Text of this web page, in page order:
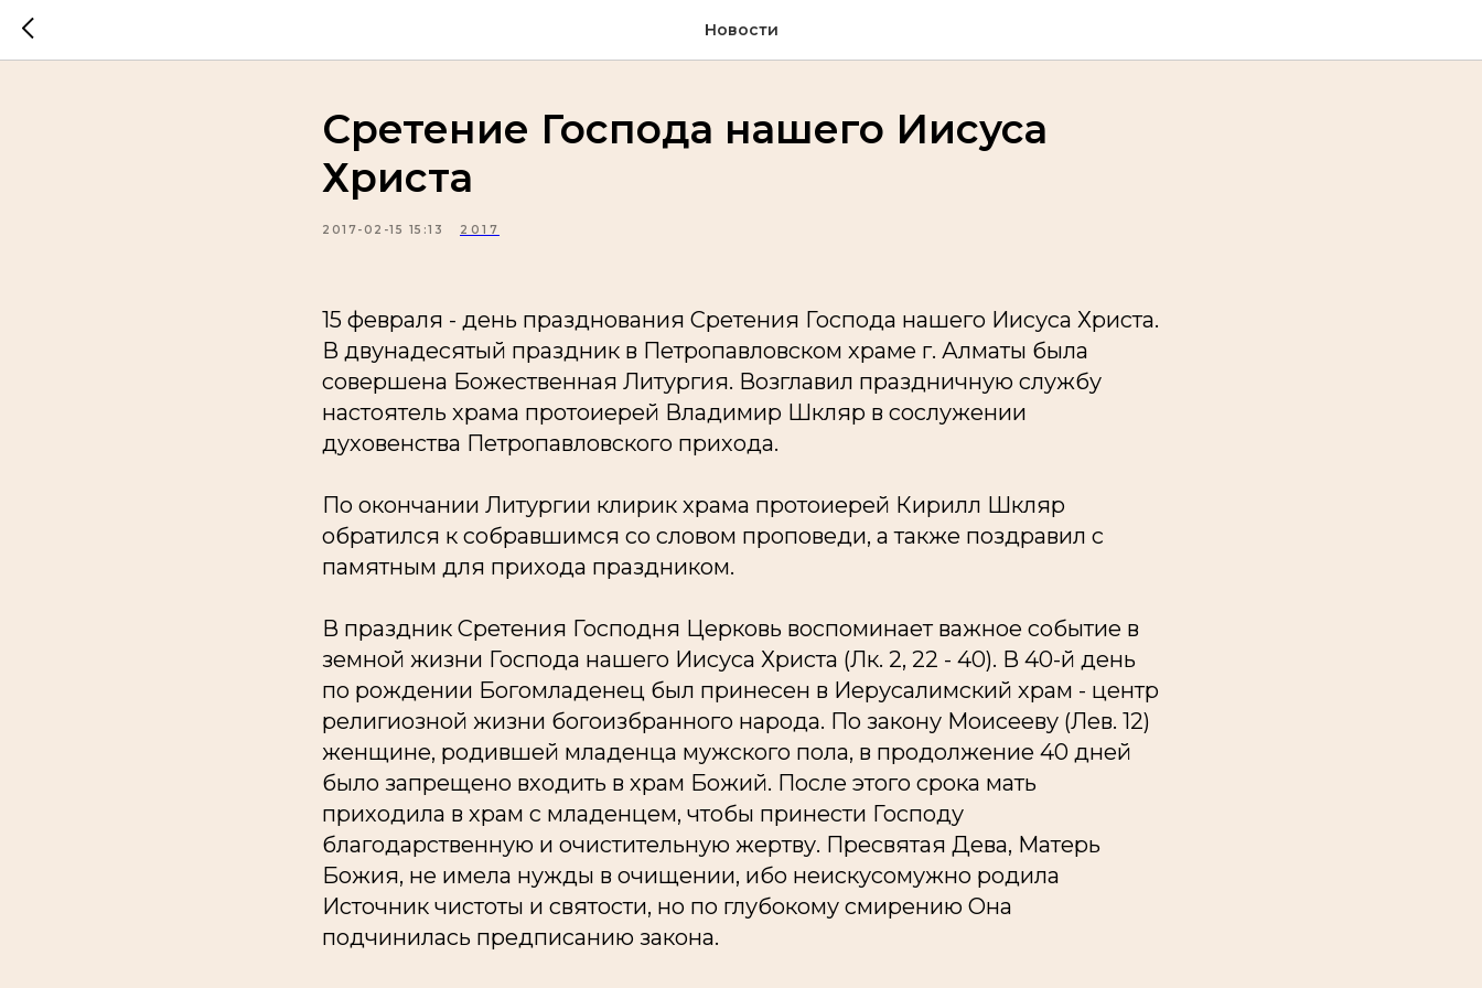
Новости
Сретение Господа нашего Иисуса
Христа
2017-02-15 15:13 2017
15 февраля - день празднования Сретения Господа нашего Иисуса Христа.
В двунадесятый праздник в Петропавловском храме г. Алматы была
совершена Божественная Литургия. Возглавил праздничную службу
настоятель храма протоиерей Владимир Шкляр в сослужении
духовенства Петропавловского прихода.
По окончании Литургии клирик храма протоиерей Кирилл Шкляр
обратился к собравшимся со словом проповеди, а также поздравил с
памятным для прихода праздником.
В праздник Сретения Господня Церковь воспоминает важное событие в
земной жизни Господа нашего Иисуса Христа (Лк. 2, 22 - 40). В 40-й день
по рождении Богомладенец был принесен в Иерусалимский храм - центр
религиозной жизни богоизбранного народа. По закону Моисееву (Лев. 12)
женщине, родившей младенца мужского пола, в продолжение 40 дней
было запрещено входить в храм Божий. После этого срока мать
приходила в храм с младенцем, чтобы принести Господу
благодарственную и очистительную жертву. Пресвятая Дева, Матерь
Божия, не имела нужды в очищении, ибо неискусомужно родила
Источник чистоты и святости, но по глубокому смирению Она
подчинилась предписанию закона.